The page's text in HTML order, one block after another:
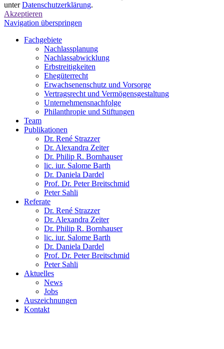
unterDatenschutzerklärung.
Akzeptieren
Navigation überspringen
Fachgebiete
Nachlassplanung
Nachlassabwicklung
Erbstreitigkeiten
Ehegüterrecht
Erwachsenenschutz und Vorsorge
Vertragsrecht und Vermögensgestaltung
Unternehmensnachfolge
Philanthropie und Stiftungen
Team
Publikationen
Dr. René Strazzer
Dr. Alexandra Zeiter
Dr. Philip R. Bornhauser
lic. iur. Salome Barth
Dr. Daniela Dardel
Prof. Dr. Peter Breitschmid
Peter Sahli
Referate
Dr. René Strazzer
Dr. Alexandra Zeiter
Dr. Philip R. Bornhauser
lic. iur. Salome Barth
Dr. Daniela Dardel
Prof. Dr. Peter Breitschmid
Peter Sahli
Aktuelles
News
Jobs
Auszeichnungen
Kontakt